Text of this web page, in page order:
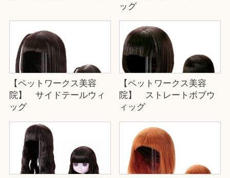
ッグ
【ペットワークス美容
院】 サイドテールウィ
ッグ
【ペットワークス美容
院】 ストレートボブウ
ィッグ